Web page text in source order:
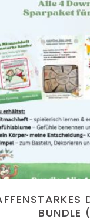
IN DEN
BUNDLE